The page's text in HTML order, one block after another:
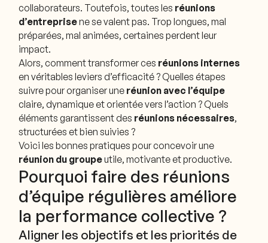
collaborateurs. Toutefois, toutes les réunions
d’entreprisene se valent pas. Trop longues, mal
préparées, mal animées, certaines perdent leur
impact.
Alors, comment transformer ces réunions internes
en véritables leviers d’efficacité ? Quelles étapes
suivre pour organiser une réunion avec l’équipe
claire, dynamique et orientée vers l’action ? Quels
éléments garantissent des réunions nécessaires,
structurées et bien suivies ?
Voici les bonnes pratiques pour concevoir une
réunion du groupeutile, motivante et productive.
Pourquoi faire des réunions
d’équipe régulières améliore
la performance collective ?
Aligner les objectifs et les priorités de